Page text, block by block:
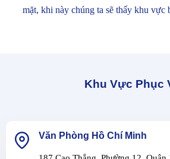
mặt, khi này chúng ta sẽ thấy khu vực
Khu Vực Phục
Văn Phòng Hồ Chí Minh